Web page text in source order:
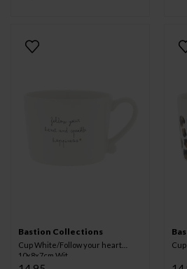
Bastion Collections
Cup White/Follow your heart
10x8x7cm Wit